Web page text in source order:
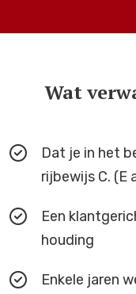
Wat
Dat je in het
rijbewijs C. (E
Een
houding
Enkele jaren